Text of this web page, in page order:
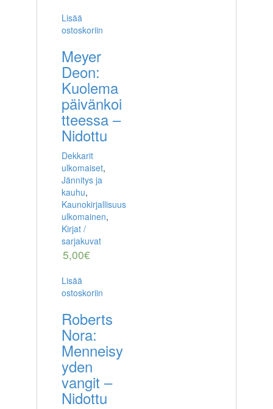
Lisää
ostoskoriin
Meyer
Deon:
Kuolema
päivänkoi
tteessa –
Nidottu
Dekkarit
ulkomaiset,
Jännitys ja
kauhu,
Kaunokirjallisuus
ulkomainen,
Kirjat /
sarjakuvat
5,00€
Lisää
ostoskoriin
Roberts
Nora:
Menneisy
yden
vangit –
Nidottu